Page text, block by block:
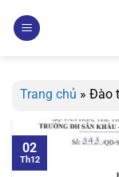
qua
Trang chủ » Đào
02
Th12